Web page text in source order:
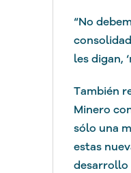
“No
les digan,
También
Minero
sólo una
estas
desarrollo